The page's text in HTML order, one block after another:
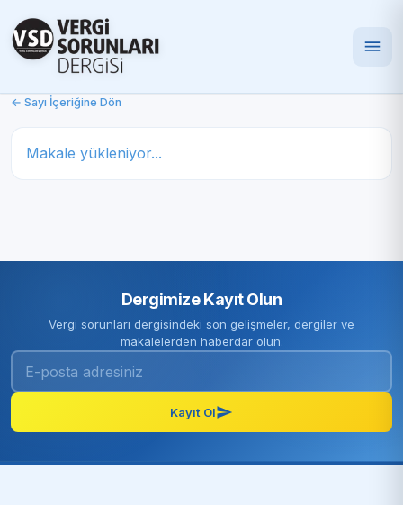
← Sayı İçeriğine Dön
Makale yükleniyor...
Dergimize Kayıt Olun
Vergi sorunları dergisindeki son gelişmeler, dergiler ve
makalelerden haberdar olun.
Kayıt Ol